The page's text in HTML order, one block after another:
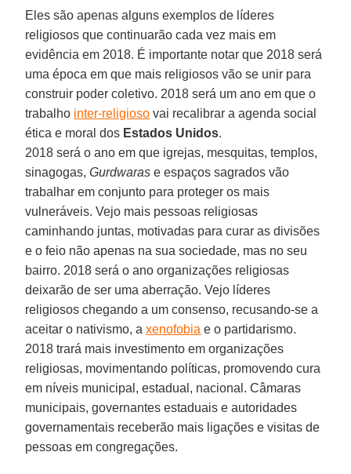
Eles são apenas alguns exemplos de líderes
religiosos que continuarão cada vez mais em
evidência em 2018. É importante notar que 2018 será
uma época em que mais religiosos vão se unir para
construir poder coletivo. 2018 será um ano em que o
trabalho inter-religioso vai recalibrar a agenda social
ética e moral dos Estados Unidos.
2018 será o ano em que igrejas, mesquitas, templos,
sinagogas,Gurdwaras e espaços sagrados vão
trabalhar em conjunto para proteger os mais
vulneráveis. Vejo mais pessoas religiosas
caminhando juntas, motivadas para curar as divisões
e o feio não apenas na sua sociedade, mas no seu
bairro. 2018 será o ano organizações religiosas
deixarão de ser uma aberração. Vejo líderes
religiosos chegando a um consenso, recusando-se a
aceitar o nativismo, axenofobia e o partidarismo.
2018 trará mais investimento em organizações
religiosas, movimentando políticas, promovendo cura
em níveis municipal, estadual, nacional. Câmaras
municipais, governantes estaduais e autoridades
governamentais receberão mais ligações e visitas de
pessoas em congregações.